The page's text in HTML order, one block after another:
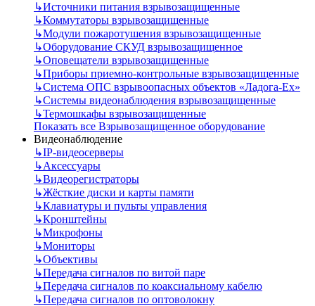
↳Источники питания взрывозащищенные
↳Коммутаторы взрывозащищенные
↳Модули пожаротушения взрывозащищенные
↳Оборудование СКУД взрывозащищенное
↳Оповещатели взрывозащищенные
↳Приборы приемно-контрольные взрывозащищенные
↳Система ОПС взрывоопасных объектов «Ладога-Ex»
↳Системы видеонаблюдения взрывозащищенные
↳Термошкафы взрывозащищенные
Показать все Взрывозащищенное оборудование
Видеонаблюдение
↳IP-видеосерверы
↳Аксессуары
↳Видеорегистраторы
↳Жёсткие диски и карты памяти
↳Клавиатуры и пульты управления
↳Кронштейны
↳Микрофоны
↳Мониторы
↳Объективы
↳Передача сигналов по витой паре
↳Передача сигналов по коаксиальному кабелю
↳Передача сигналов по оптоволокну